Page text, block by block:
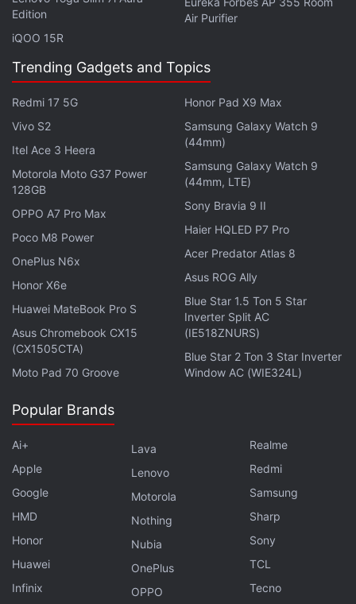
लेटेस्ट टेक न्यूज़
एक्सक्लूसिव ऑफर के लिए गैजेट्स 360एंड्रॉयड
हमेंगूगल समाचारपर फॉलो करें।
Bluetooth Speaker Specifications
,Asus Adol Bluetooth Speaker
Price
Edition
iQOO 15R
Air Purifier
Trending Gadgets and Topics
Redmi 17 5G
Vivo S2
Itel Ace 3 Heera
Motorola Moto G37 Power
128GB
OPPO A7 Pro Max
Poco M8 Power
OnePlus N6x
Honor X6e
Huawei MateBook Pro S
Asus Chromebook CX15
(CX1505CTA)
Moto Pad 70 Groove
Honor Pad X9 Max
Samsung Galaxy Watch 9
(44mm)
Samsung Galaxy Watch 9
(44mm, LTE)
Sony Bravia 9 II
Haier HQLED P7 Pro
Acer Predator Atlas 8
Asus ROG Ally
Blue Star 1.5 Ton 5 Star
Inverter Split AC
(IE518ZNURS)
Blue Star 2 Ton 3 Star Inverter
Window AC (WIE324L)
Popular Brands
Ai+
Apple
Google
HMD
Honor
Huawei
Infinix
Lava
Lenovo
Motorola
Nothing
Nubia
OnePlus
OPPO
Realme
Redmi
Samsung
Sharp
Sony
TCL
Tecno